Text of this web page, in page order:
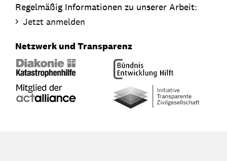
Regelmäßig Informationen zu unserer Arbeit:
Jetzt anmelden
Netzwerk und Transparenz